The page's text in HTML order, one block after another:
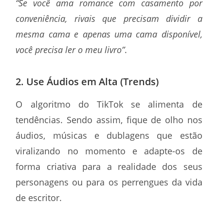
“Se você ama romance com casamento por
conveniência, rivais que precisam dividir a
mesma cama e apenas uma cama disponível,
você precisa ler o meu livro”.
2. Use Áudios em Alta (Trends)
O algoritmo do TikTok se alimenta de
tendências. Sendo assim, fique de olho nos
áudios, músicas e dublagens que estão
viralizando no momento e adapte-os de
forma criativa para a realidade dos seus
personagens ou para os perrengues da vida
de escritor.